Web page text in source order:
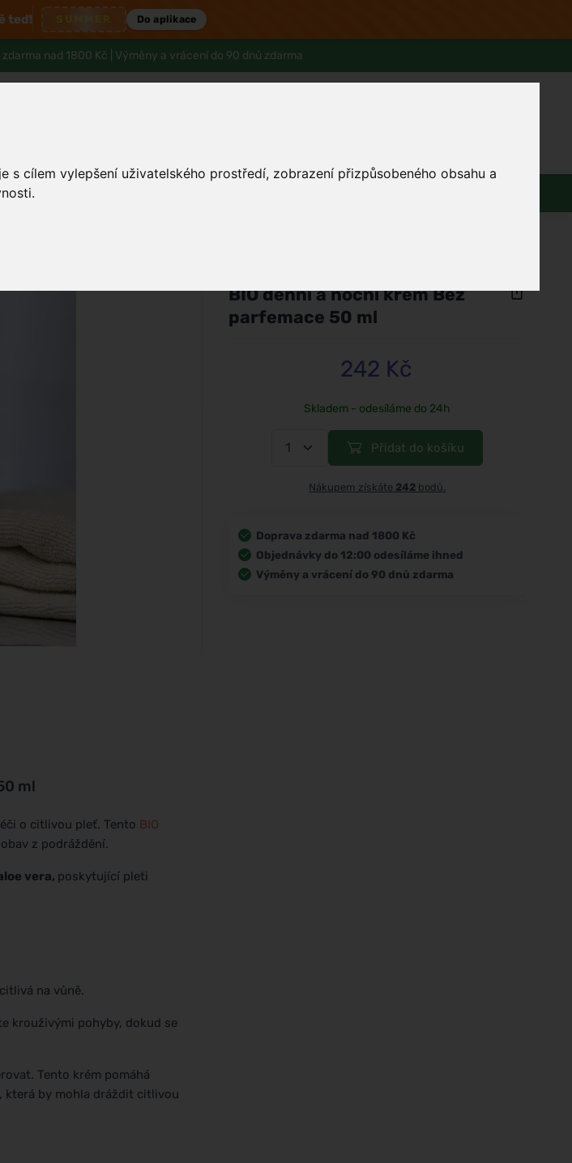
cílem vylepšení uživatelského prostředí, zobrazení přizpůsobeného obsahu a
teď! Do aplikace
nad 1800 Kč | Výměny a vrácení do 90 dnů zdarma
ml
o citlivou pleť. Tento BIO
z podráždění.
vera, poskytující pleti
na vůně.
krouživými pohyby, dokud se
Tento krém pomáhá
která by mohla dráždit citlivou
BIO denní a noční krém Bez
parfemace 50 ml
242 Kč
Skladem - odesíláme do 24h
Přidat do košíku
Nákupem získáte 242 bodů.
Doprava zdarma nad 1800 Kč
Objednávky do 12:00 odesíláme ihned
Výměny a vrácení do 90 dnů zdarma